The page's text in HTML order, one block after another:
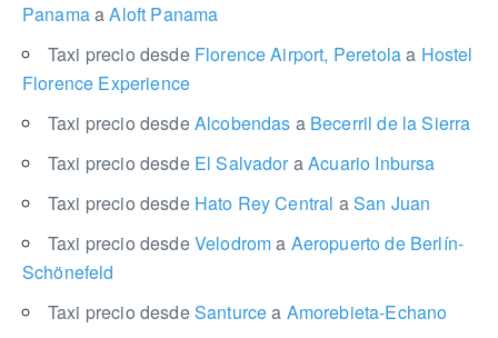
PanamaaAloft Panama
Taxi precio desde Florence Airport, Peretolaa Hostel
Florence Experience
Taxi precio desdeAlcobendas aBecerril de la Sierra
Taxi precio desde El SalvadoraAcuario Inbursa
Taxi precio desde Hato Rey Central aSan Juan
Taxi precio desdeVelodroma Aeropuerto de Berlín-
Schönefeld
Taxi precio desdeSanturcea Amorebieta-Echano